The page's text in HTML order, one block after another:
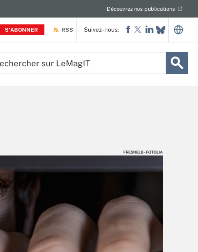
S'ABONNER
Découvrez nos publications
RSS Suivez-nous:
FRESNEL6 - FOTOLIA
FRESNEL6 - FOTOLIA